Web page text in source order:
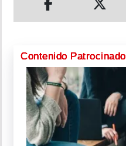
Contenido Patrocinado